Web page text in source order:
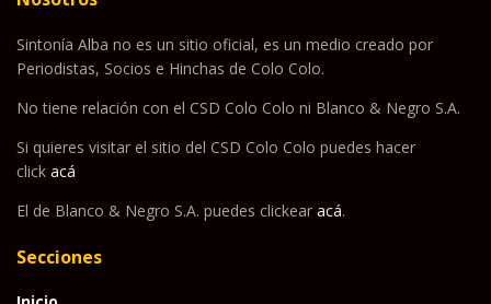
Sintonía Alba no es un sitio oficial, es un medio creado por
Periodistas, Socios e Hinchas de Colo Colo.
No tiene relación con el CSD Colo Colo ni Blanco & Negro S.A.
Si quieres visitar el sitio del CSD Colo Colo puedes hacer
click acá
El de Blanco & Negro S.A. puedes clickear acá.
Secciones